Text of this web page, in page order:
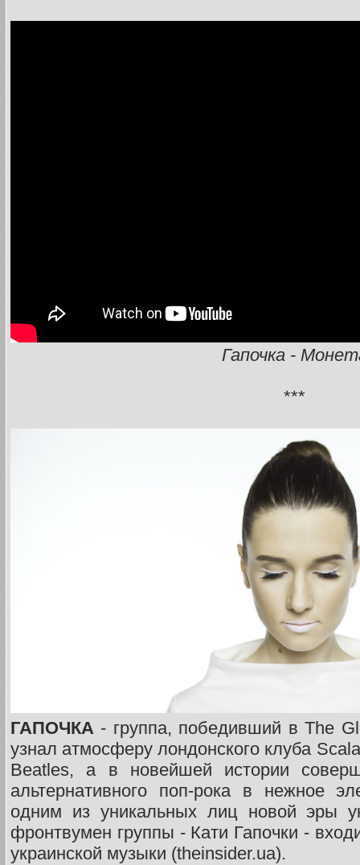
Гапочка -
***
ГАПОЧКА - группа, победивший в The
узнал атмосферу лондонского клуба
Beatles, а в новейшей истории
альтернативного поп-рока в нежное
одним из уникальных лиц новой эры
фронтвумен группы - Кати Гапочки -
украинской музыки (theinsider.ua).